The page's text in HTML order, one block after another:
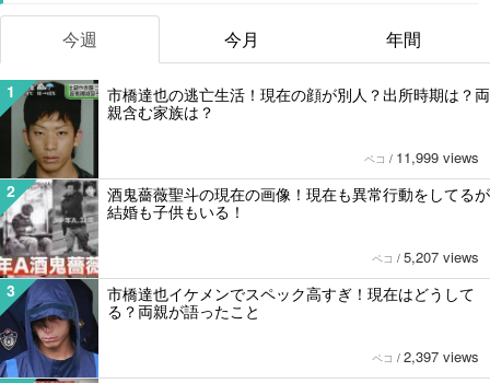
今週 今月 年間
1
市橋達也の逃亡生活！現在の顔が別人？出所時期は？両
親含む家族は？
ペコ / 11,999 views
2
酒鬼薔薇聖斗の現在の画像！現在も異常行動をしてるが
結婚も子供もいる！
ペコ / 5,207 views
3
市橋達也イケメンでスペック高すぎ！現在はどうして
る？両親が語ったこと
ペコ / 2,397 views